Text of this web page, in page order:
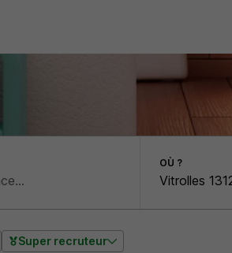
OÙ ?
Super recruteur